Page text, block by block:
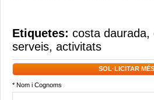
Etiquetes: costa daurada,
serveis, activitats
SOL·LICITAR
* Nom i Cognoms